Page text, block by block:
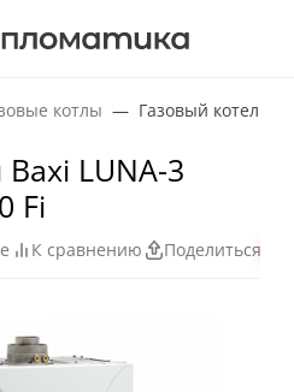
котлы Газовый котел
LUNA-3
Fi
К сравнению Поделиться